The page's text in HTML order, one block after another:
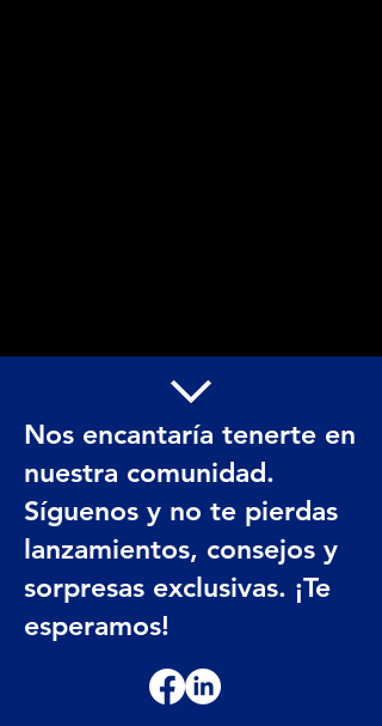
Nos encantaría tenerte en
nuestra comunidad.
Síguenos y no te pierdas
lanzamientos, consejos y
sorpresas exclusivas. ¡Te
esperamos!